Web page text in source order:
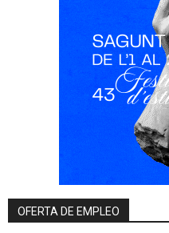
OFERTA DE EMPLEO